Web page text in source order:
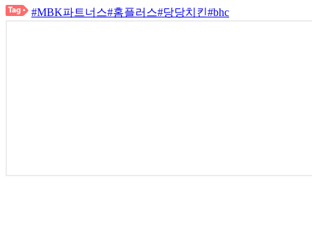
#MBK파트너스#홈플러스#당당치킨#bhc